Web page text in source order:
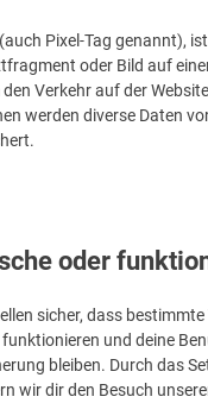
Pixel-Tag genannt),
oder Bild auf
Verkehr auf der
werden diverse Daten
oder
sicher, dass bestimmte
und deine
bleiben. Durch das
wir dir den Besuch